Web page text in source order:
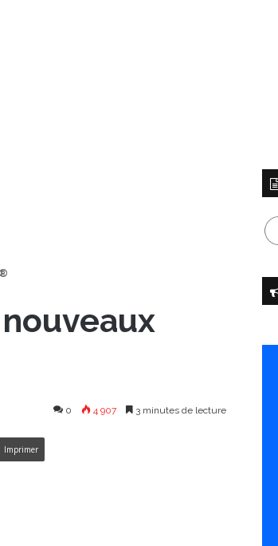
0 4 907 3 minutes de lecture
Imprimer